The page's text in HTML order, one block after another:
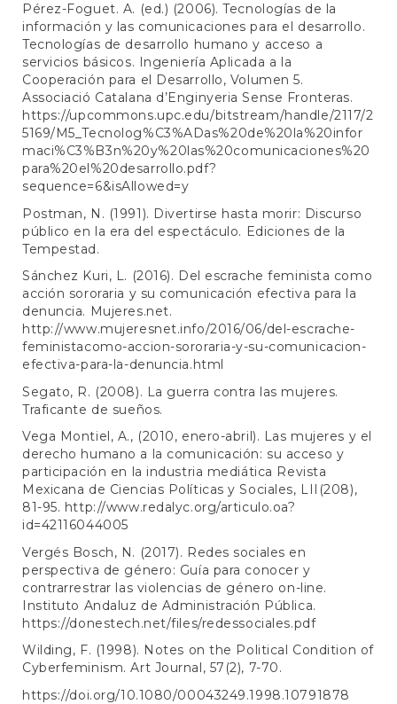
Pérez-Foguet. A. (ed.) (2006). Tecnologías de la
información y las comunicaciones para el desarrollo.
Tecnologías de desarrollo humano y acceso a
servicios básicos. Ingeniería Aplicada a la
Cooperación para el Desarrollo, Volumen 5.
Associació Catalana d’Enginyeria Sense Fronteras.
https://upcommons.upc.edu/bitstream/handle/2117/2
5169/M5_Tecnolog%C3%ADas%20de%20la%20infor
maci%C3%B3n%20y%20las%20comunicaciones%20
para%20el%20desarrollo.pdf?
sequence=6&isAllowed=y
Postman, N. (1991). Divertirse hasta morir: Discurso
público en la era del espectáculo. Ediciones de la
Tempestad.
Sánchez Kuri, L. (2016). Del escrache feminista como
acción sororaria y su comunicación efectiva para la
denuncia. Mujeres.net.
http://www.mujeresnet.info/2016/06/del-escrache-
feministacomo-accion-sororaria-y-su-comunicacion-
efectiva-para-la-denuncia.html
Segato, R. (2008). La guerra contra las mujeres.
Traficante de sueños.
Vega Montiel, A., (2010, enero-abril). Las mujeres y el
derecho humano a la comunicación: su acceso y
participación en la industria mediática Revista
Mexicana de Ciencias Políticas y Sociales, LII(208),
81-95. http://www.redalyc.org/articulo.oa?
id=42116044005
Vergés Bosch, N. (2017). Redes sociales en
perspectiva de género: Guía para conocer y
contrarrestrar las violencias de género on-line.
Instituto Andaluz de Administración Pública.
https://donestech.net/files/redessociales.pdf
Wilding, F. (1998). Notes on the Political Condition of
Cyberfeminism. Art Journal, 57(2), 7-70.
https://doi.org/10.1080/00043249.1998.10791878